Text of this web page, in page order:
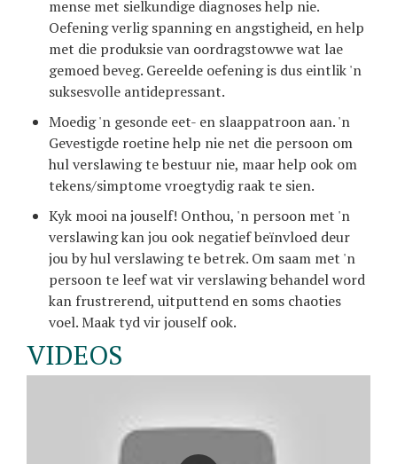
mense met sielkundige diagnoses help nie.
Oefening verlig spanning en angstigheid, en help
met die produksie van oordragstowwe wat lae
gemoed beveg. Gereelde oefening is dus eintlik 'n
suksesvolle antidepressant.
Moedig 'n gesonde eet- en slaappatroon aan. 'n
Gevestigde roetine help nie net die persoon om
hul verslawing te bestuur nie, maar help ook om
tekens/simptome vroegtydig raak te sien.
Kyk mooi na jouself! Onthou, 'n persoon met 'n
verslawing kan jou ook negatief beïnvloed deur
jou by hul verslawing te betrek. Om saam met 'n
persoon te leef wat vir verslawing behandel word
kan frustrerend, uitputtend en soms chaoties
voel. Maak tyd vir jouself ook.
VIDEOS